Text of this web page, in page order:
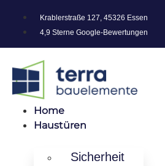
Krablerstraße 127, 45326 Essen
4,9 Sterne Google-Bewertungen
Home
Haustüren
Sicherheit